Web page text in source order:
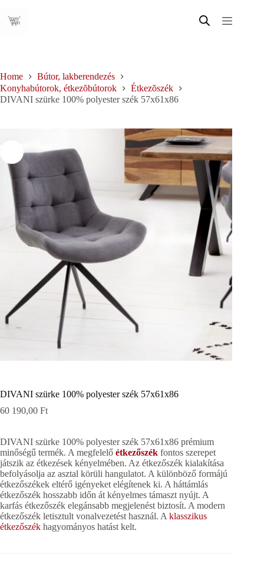
content
Home
Bútor, lakberendezés
Konyhabútorok, étkezõbútorok
Étkezõszék
DIVANI szürke 100% polyester szék 57x61x86
DIVANI szürke 100% polyester szék 57x61x86
60 190,00 Ft
DIVANI szürke 100% polyester szék 57x61x86 prémium
minőségű termék. A megfelelő étkezőszék fontos szerepet
játszik az étkezések kényelmében. Az étkezőszék kialakítása
befolyásolja az asztal körüli hangulatot. A különböző formájú
étkezőszékek eltérő igényeket elégítenek ki. A háttámlás
étkezőszék hosszabb időn át kényelmes támaszt nyújt. A
karfás étkezőszék elegánsabb megjelenést biztosít. A modern
étkezőszék letisztult vonalvezetést használ. A klasszikus
étkezőszék hagyományos hatást kelt.